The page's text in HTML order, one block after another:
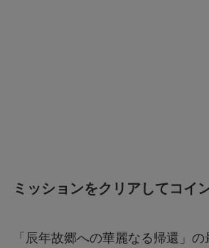
ミッションをクリアしてコイ
「辰年故郷への華麗なる帰還」